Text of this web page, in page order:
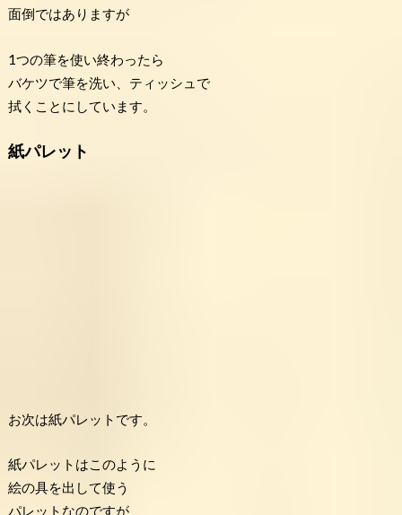
面倒ではありますが
1つの筆を使い終わったら
バケツで筆を洗い、ティッシュで
拭くことにしています。
紙パレット
お次は紙パレットです。
紙パレットはこのように
絵の具を出して使う
パレットなのですが